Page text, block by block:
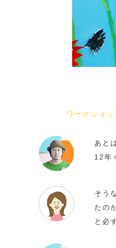
ワークショ
あと
12年
そう
たの
と必